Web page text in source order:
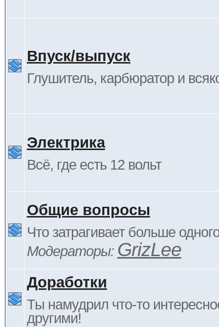
Впуск/выпуск
Глушитель, карбюратор и
Электрика
Всё, где есть 12 вольт
Общие вопросы
Что затрагивает больше
Модераторы: GrizLee
Доработки
Ты намудрил что-то
другими!